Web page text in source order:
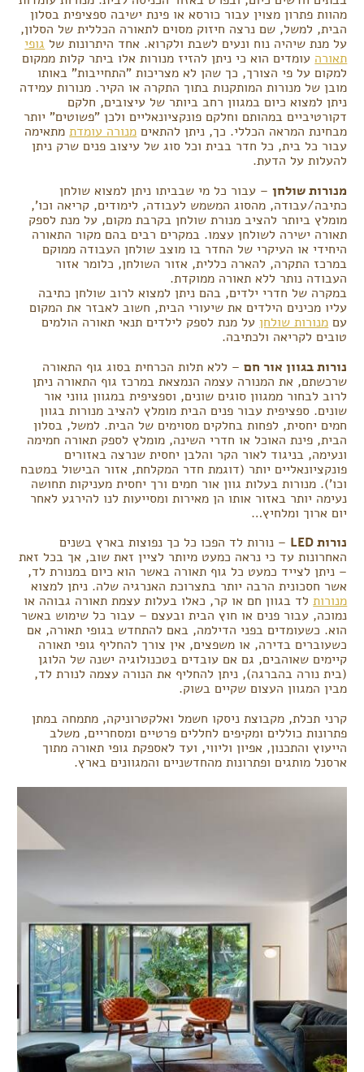
מהוות פתרון מצוין עבור כורסא או פינת ישיבה ספציפית בסלון
הבית, למשל, שם נרצה חיזוק מסוים לתאורה הכללית של הסלון,
על מנת שיהיה נוח ונעים לשבת ולקרוא. אחד היתרונות של גופי
תאורה עומדים הוא כי ניתן להזיז מנורות אלו ביתר קלות ממקום
למקום על פי הצורך, כך שהן לא מצריכות "התחייבות" באותו
מובן של מנורות המותקנות בתוך התקרה או הקיר. מנורות עמידה
ניתן למצוא כיום במגוון רחב ביותר של עיצובים, חלקם
דקורטיביים במהותם וחלקם פונקציונאליים ולכן "פשוטים" יותר
מבחינת המראה הכללי. כך, ניתן להתאים מנורה עומדתמתאימה
עבור כל בית, כל חדר בבית וכל סוג של עיצוב פנים שרק ניתן
להעלות על הדעת.
מנורות שולחן– עבור כל מי שבביתו ניתן למצוא שולחן
כתיבה/עבודה, מהסוג המשמש לעבודה, לימודים, קריאה וכו',
מומלץ ביותר להציב מנורת שולחן בקרבת מקום, על מנת לספק
תאורה ישירה לשולחן עצמו. במקרים רבים בהם מקור התאורה
היחידי או העיקרי של החדר בו מוצב שולחן העבודה ממוקם
במרכז התקרה, להארה כללית, אזור השולחן, כלומר אזור
העבודה נותר ללא תאורה ממוקדת.
במקרה של חדרי ילדים, בהם ניתן למצוא לרוב שולחן כתיבה
עליו מכינים הילדים את שיעורי הבית, חשוב לאבזר את המקום
עם מנורות שולחןעל מנת לספק לילדים תנאי תאורה הולמים
טובים לקריאה ולכתיבה.
נורות בגוון אור חם– ללא תלות הכרחית בסוג גוף התאורה
שרכשתם, את המנורה עצמה הנמצאת במרכז גוף התאורה ניתן
לרוב לבחור ממגוון סוגים שונים, וספציפית במגוון גווני אור
שונים. ספציפית עבור פנים הבית מומלץ להציב מנורות בגוון
חמים יחסית, לפחות בחלקים מסוימים של הבית. למשל, בסלון
הבית, פינת האוכל או חדרי השינה, מומלץ לספק תאורה חמימה
ונעימה, בניגוד לאור הקר והלבן יחסית שנרצה באזורים
פונקציונאליים יותר (דוגמת חדר המקלחת, אזור הבישול במטבח
וכו'). מנורות בעלות גוון אור חמים ורך יחסית מעניקות תחושה
נעימה יותר באזור אותו הן מאירות ומסייעות לנו להירגע לאחר
יום ארוך ומלחיץ…
נורות LED
– נורות לד הפכו כל כך נפוצות בארץ בשנים
האחרונות עד כי נראה כמעט מיותר לציין זאת שוב, אך בכל זאת
– ניתן לצייד כמעט כל גוף תאורה באשר הוא כיום במנורת לד,
אשר חסכונית הרבה יותר בתצרוכת האנרגיה שלה. ניתן למצוא
מנורותלד בגוון חם או קר, כאלו בעלות עצמת תאורה גבוהה או
נמוכה, עבור פנים או חוץ הבית ובעצם – עבור כל שימוש באשר
הוא. כשעומדים בפני הדילמה, באם להתחדש בגופי תאורה, אם
כשעוברים בדירה, או משפצים, אין צורך להחליף גופי תאורה
קיימים שאוהבים, גם אם עובדים בטכנולוגיה ישנה של הלוגן
(בית נורה בהברגה), ניתן להחליף את הנורה עצמה לנורת לד,
מבין המגוון העצום שקיים בשוק.
קרני תכלת, מקבוצת ניסקו חשמל ואלקטרוניקה, מתמחה במתן
פתרונות כוללים ומקיפים לחללים פרטיים ומסחריים, משלב
הייעוץ והתכנון, אפיון וליווי, ועד לאספקת גופי תאורה מתוך
ארסנל מותגים ופתרונות מהחדשניים והמגוונים בארץ.